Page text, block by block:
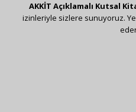
AKKİT Açıklamalı Kutsal
izinleriyle sizlere sunuyoruz.